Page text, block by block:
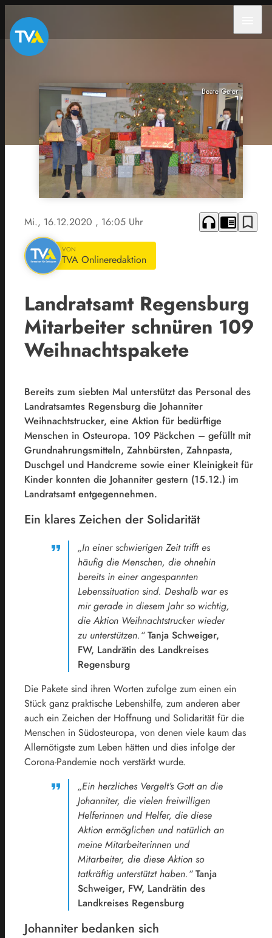
Beate Geier
Mi., 16.12.2020 , 16:05 Uhr headphones chrome_reader_mode bookmark_border
VON
TVA Onlineredaktion
Landratsamt Regensburg
Mitarbeiter schnüren 109
Weihnachtspakete
Bereits zum siebten Mal unterstützt das Personal des
Landratsamtes Regensburg die Johanniter
Weihnachtstrucker, eine Aktion für bedürftige
Menschen in Osteuropa. 109 Päckchen – gefüllt mit
Grundnahrungsmitteln, Zahnbürsten, Zahnpasta,
Duschgel und Handcreme sowie einer Kleinigkeit für
Kinder konnten die Johanniter gestern (15.12.) im
Landratsamt entgegennehmen.
Ein klares Zeichen der Solidarität
„In einer schwierigen Zeit trifft es
häufig die Menschen, die ohnehin
bereits in einer angespannten
Lebenssituation sind. Deshalb war es
mir gerade in diesem Jahr so wichtig,
die Aktion Weihnachtstrucker wieder
zu unterstützen.“Tanja Schweiger,
FW, Landrätin des Landkreises
Regensburg
Die Pakete sind ihren Worten zufolge zum einen ein
Stück ganz praktische Lebenshilfe, zum anderen aber
auch ein Zeichen der Hoffnung und Solidarität für die
Menschen in Südosteuropa, von denen viele kaum das
Allernötigste zum Leben hätten und dies infolge der
Corona-Pandemie noch verstärkt wurde.
„Ein herzliches Vergelt’s Gott an die
Johanniter, die vielen freiwilligen
Helferinnen und Helfer, die diese
Aktion ermöglichen und natürlich an
meine Mitarbeiterinnen und
Mitarbeiter, die diese Aktion so
tatkräftig unterstützt haben.“Tanja
Schweiger, FW, Landrätin des
Landkreises Regensburg
Johanniter bedanken sich